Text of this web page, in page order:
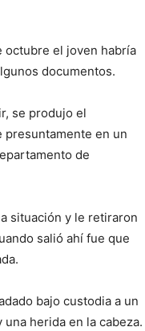
octubre el joven habría
documentos.
se produjo el
en un
de
situación y le retiraron
salió ahí fue que
bajo custodia a un
herida en la cabeza.